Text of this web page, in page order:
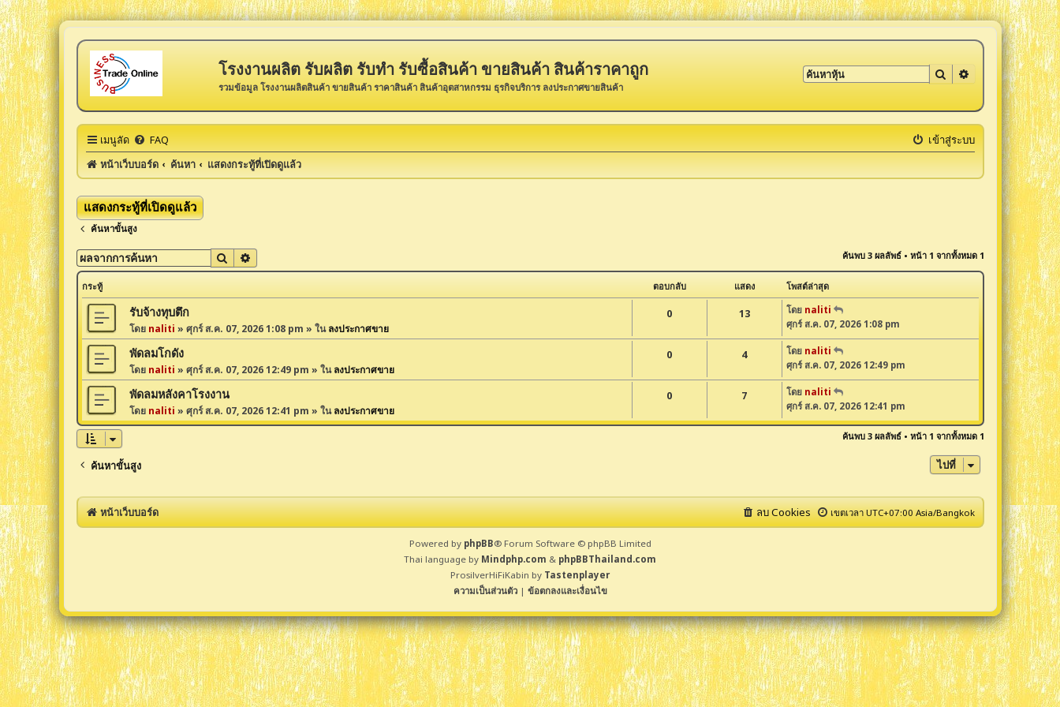
โรงงานผลิต รับผลิต รับทำ รับซื้อสินค้า ขายสินค้า สินค้าราคาถูก
รวมข้อมูล โรงงานผลิตสินค้า ขายสินค้า ราคาสินค้า สินค้าอุตสาหกรรม ธุรกิจบริการ ลงประกาศขายสินค้า
ค้นหา การค้นหาขั้นสูง
เมนูลัด FAQ
เข้าสู่ระบบ
หน้าเว็บบอร์ด
ค้นหา แสดงกระทู้ที่เปิดดูแล้ว
แสดงกระทู้ที่เปิดดูแล้ว
ค้นหาขั้นสูง
ค้นหา ค้นพบ 3 ผลลัพธ์ • หน้า 1 จากทั้งหมด 1
กระทู้ ตอบกลับ แสดง โพสต์ล่าสุด
รับจ้างทุบตึก
โดย naliti » ศุกร์ ส.ค. 07, 2026 1:08 pm » ในลงประกาศขาย
0 13 โดย naliti
ศุกร์ ส.ค. 07, 2026 1:08 pm
พัดลมโกดัง
โดย naliti » ศุกร์ ส.ค. 07, 2026 12:49 pm » ในลงประกาศขาย
0 4 โดย naliti
ศุกร์ ส.ค. 07, 2026 12:49 pm
พัดลมหลังคาโรงงาน
โดย naliti » ศุกร์ ส.ค. 07, 2026 12:41 pm » ในลงประกาศขาย
0 7 โดย naliti
ศุกร์ ส.ค. 07, 2026 12:41 pm
ค้นพบ 3 ผลลัพธ์ • หน้า 1 จากทั้งหมด 1
ค้นหาขั้นสูง ไปที่
หน้าเว็บบอร์ด เขตเวลา UTC+07:00 Asia/Bangkok
ลบ Cookies
Powered by phpBB® Forum Software © phpBB Limited
Thai language by Mindphp.com & phpBBThailand.com
ProsilverHiFiKabin by Tastenplayer
ความเป็นส่วนตัว| ข้อตกลงและเงื่อนไข